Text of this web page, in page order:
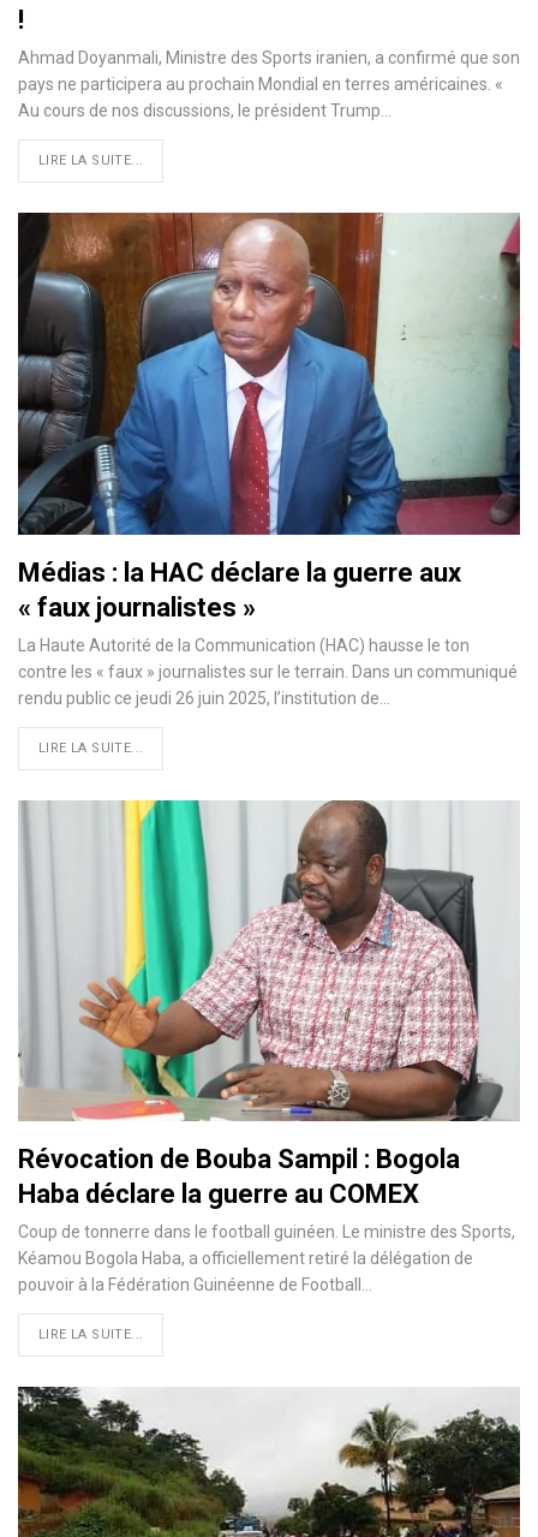
!
Ahmad Doyanmali, Ministre des Sports iranien, a confirmé que son
pays ne participera au prochain Mondial en terres américaines. «
Au cours de nos discussions, le président Trump…
LIRE LA SUITE...
Médias : la HAC déclare la guerre aux
« faux journalistes »
La Haute Autorité de la Communication (HAC) hausse le ton
contre les « faux » journalistes sur le terrain. Dans un communiqué
rendu public ce jeudi 26 juin 2025, l’institution de…
LIRE LA SUITE...
Révocation de Bouba Sampil : Bogola
Haba déclare la guerre au COMEX
Coup de tonnerre dans le football guinéen. Le ministre des Sports,
Kéamou Bogola Haba, a officiellement retiré la délégation de
pouvoir à la Fédération Guinéenne de Football…
LIRE LA SUITE...